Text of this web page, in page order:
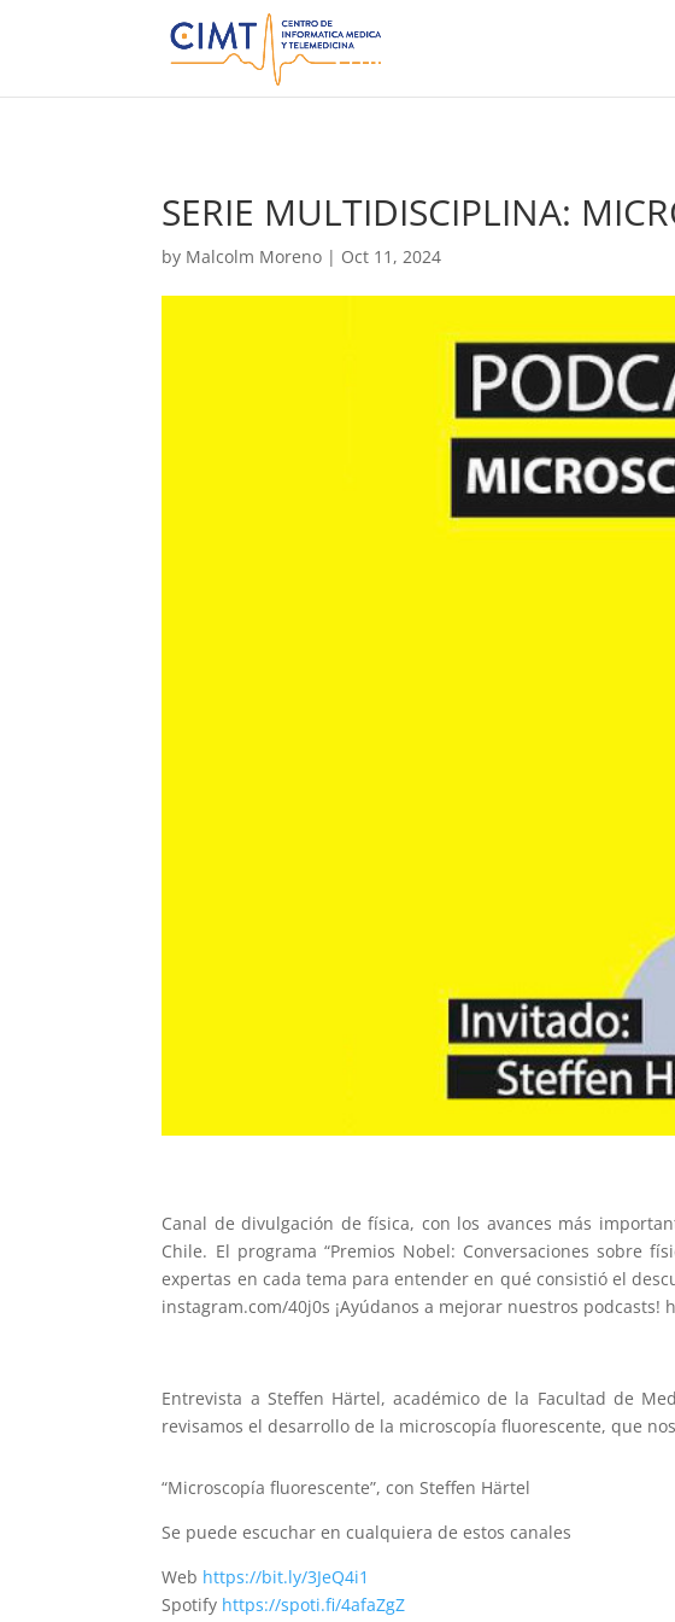
SERIE MULTIDISCIPLINA:
by Malcolm Moreno | Oct 11, 2024
Canal de divulgación de física, con los avances más
Chile. El programa “Premios Nobel: Conversaciones sobre
expertas en cada tema para entender en qué consistió el
instagram.com/40j0s ¡Ayúdanos a mejorar nuestros
Entrevista a Steffen Härtel, académico de la Facultad de
revisamos el desarrollo de la microscopía fluorescente, que
“Microscopía fluorescente”, con Steffen Härtel
Se puede escuchar en cualquiera de estos canales
Web https://bit.ly/3JeQ4i1
Spotify https://spoti.fi/4afaZgZ